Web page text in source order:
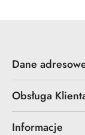
Dane
Obsługa
Informacje